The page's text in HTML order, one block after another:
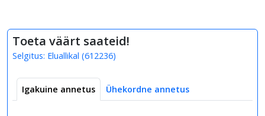
Toeta väärt saateid!
Selgitus: Eluallikal (612236)
Igakuine annetus Ühekordne annetus